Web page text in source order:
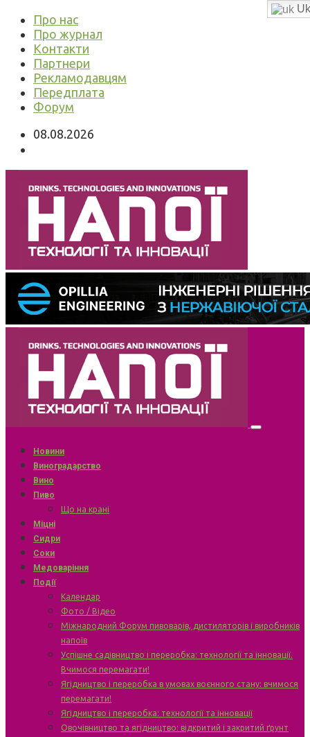
Про нас
Про журнал
Контакти
Партнери
Рекламодавцям
Передплата
Форум
08.08.2026
Новини
Виноградарство
Вино
Пиво
Що на крані
Міцні
Сидри
Соки
Медоваріння
Події
Календар
Фото / Відео
Міжнародний Форум пивоварів, дистиляторів і виробників
напоїв
Успішне садівництво і переробка: технології та інновації.
Вчимося перемагати!
Ягідництво і переробка в умовах воєнного стану: вчимося
перемагати!
Ягідництво і переробка: технології та інновації
Овочівництво та ягідництво: відкритий і закритий ґрунт